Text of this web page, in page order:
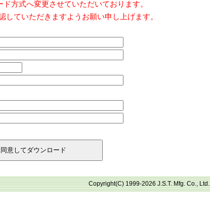
方式へ変更させていただいております。
ていただきますようお願い申し上げます。
Copyright(C) 1999-2026 J.S.T. Mfg. Co., Ltd.